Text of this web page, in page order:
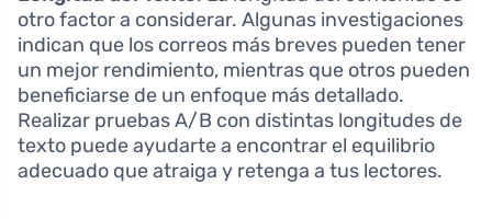
otro factor a considerar. Algunas investigaciones
indican que los correos más breves pueden tener
un mejor rendimiento, mientras que otros pueden
beneficiarse de un enfoque más detallado.
Realizar pruebas A/B con distintas longitudes de
texto puede ayudarte a encontrar el equilibrio
adecuado que atraiga y retenga a tus lectores.